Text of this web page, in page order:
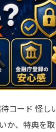
コード 怪
か、特典を